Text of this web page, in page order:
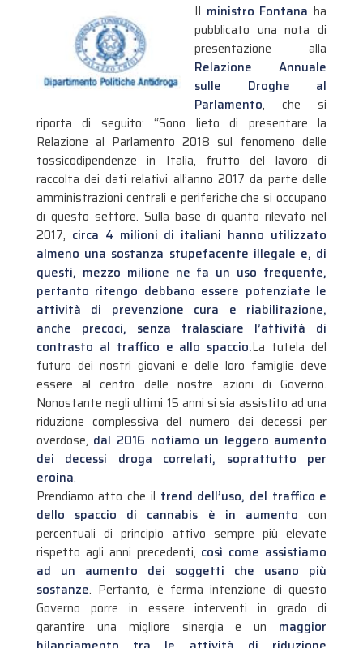
Il ministro Fontana ha
pubblicato una nota di
presentazione alla
Relazione Annuale
sulle Droghe al
Parlamento, che si
riporta di seguito: “Sono lieto di presentare la
Relazione al Parlamento 2018 sul fenomeno delle
tossicodipendenze in Italia, frutto del lavoro di
raccolta dei dati relativi all’anno 2017 da parte delle
amministrazioni centrali e periferiche che si occupano
di questo settore. Sulla base di quanto rilevato nel
2017, circa 4 milioni di italiani hanno utilizzato
almeno una sostanza stupefacente illegale e, di
questi, mezzo milione ne fa un uso frequente,
pertanto ritengo debbano essere potenziate le
attività di prevenzione cura e riabilitazione,
anche precoci, senza tralasciare l’attività di
contrasto al traffico e allo spaccio.La tutela del
futuro dei nostri giovani e delle loro famiglie deve
essere al centro delle nostre azioni di Governo.
Nonostante negli ultimi 15 anni si sia assistito ad una
riduzione complessiva del numero dei decessi per
overdose, dal 2016 notiamo un leggero aumento
dei decessi droga correlati, soprattutto per
eroina.
Prendiamo atto che il trend dell’uso, del traffico e
dello spaccio di cannabis è in aumento con
percentuali di principio attivo sempre più elevate
rispetto agli anni precedenti, così come assistiamo
ad un aumento dei soggetti che usano più
sostanze. Pertanto, è ferma intenzione di questo
Governo porre in essere interventi in grado di
garantire una migliore sinergia e un maggior